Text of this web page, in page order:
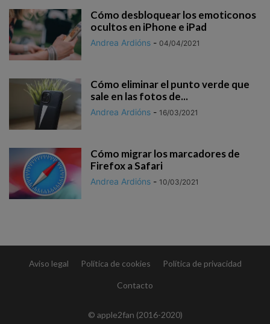
Cómo desbloquear los emoticonos
ocultos en iPhone e iPad
Andrea Ardións - 04/04/2021
Cómo eliminar el punto verde que
sale en las fotos de...
Andrea Ardións - 16/03/2021
Cómo migrar los marcadores de
Firefox a Safari
Andrea Ardións - 10/03/2021
Aviso legal Política de cookies Política de privacidad
Contacto
© apple2fan (2016-2020)